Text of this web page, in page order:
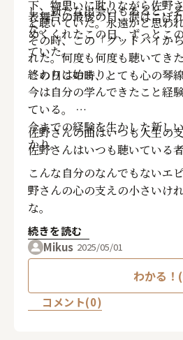
下、物思いに耽りながら佐野
と聴いていた。永遠かと思わ
その時、この「グッドバイか
れた。何度も何度も聴いてき
この日この時、とても心の琴線
し、新たな出会いもあると、
た。
表舞台の最後の日、涙はこぼ
めくくれたこの日、ずっとこ
ていた。
終わりは始まり。
今は自分の学んできたこと経
ている。
今までの経験を生かした新し
かり。
佐野さんの曲はいつも人生の
佐野さんはいつも聴いている
こんな自分のなんでもないエ
野さんの心の支えの小さいけ
な。
続きを読む
Mikus 2025/05/01
わかる！
コメント(0)